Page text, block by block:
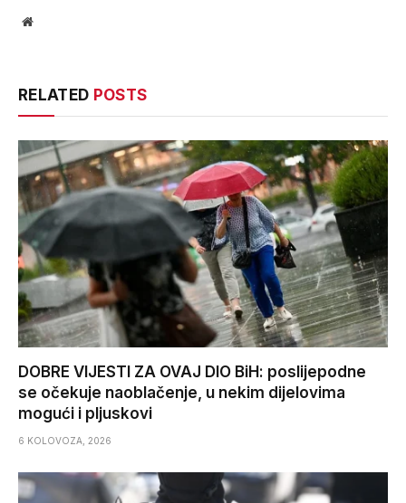
Website
RELATED POSTS
DOBRE VIJESTI ZA OVAJ DIO BiH: poslijepodne
se očekuje naoblačenje, u nekim dijelovima
mogući i pljuskovi
6 KOLOVOZA, 2026